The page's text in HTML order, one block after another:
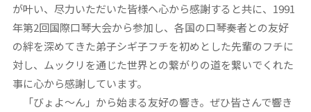
が叶い、尽力いただいた皆様へ心から感謝すると共に、1991
年第2回国際口琴大会から参加し、各国の口琴奏者との友好
の絆を深めてきた弟子シギ子フチを初めとした先輩のフチに
対し、ムックリを通じた世界との繋がりの道を繋いでくれた
事に心から感謝しています。
「びょよ〜ん」から始まる友好の響き。ぜひ皆さんで響き